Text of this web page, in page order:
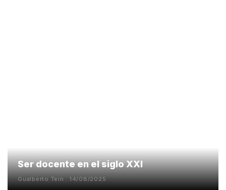
Ser docente en el siglo XXI
Gualberto Tein 14/08/2025